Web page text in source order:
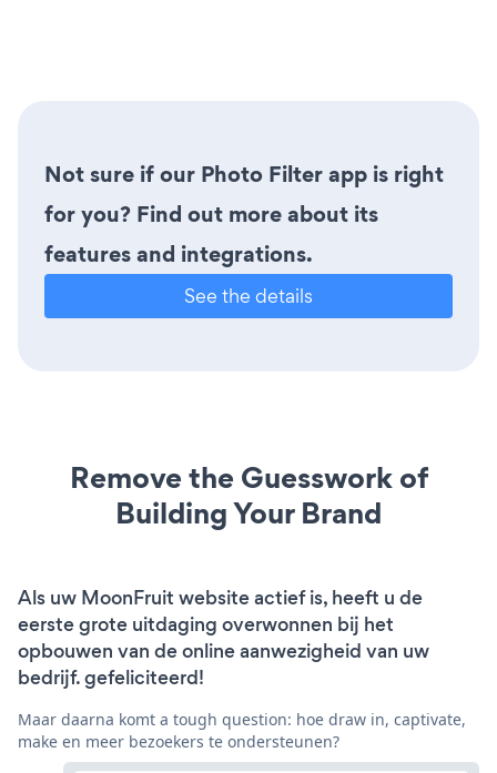
Not sure if our Photo Filter app is right
for you? Find out more about its
features and integrations.
See the details
Remove the Guesswork of
Building Your Brand
Als uw MoonFruit website actief is, heeft u de
eerste grote uitdaging overwonnen bij het
opbouwen van de online aanwezigheid van uw
bedrijf. gefeliciteerd!
Maar daarna komt a tough question: hoe draw in, captivate,
make en meer bezoekers te ondersteunen?